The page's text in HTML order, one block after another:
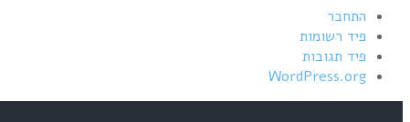
התחבר
פיד רשומות
פיד תגובות
WordPress.org